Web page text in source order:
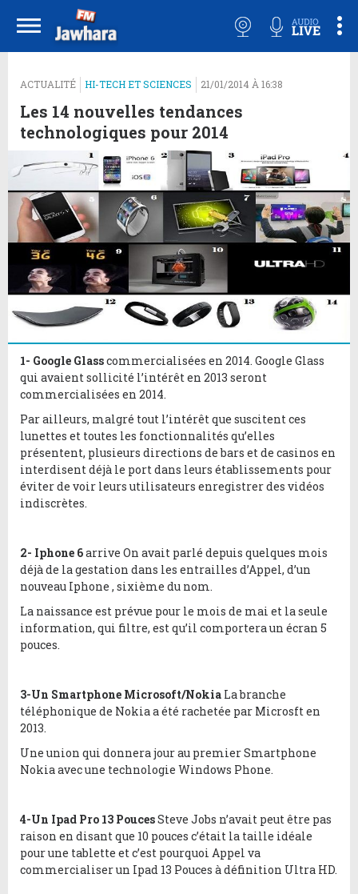
ACTUALITÉ HI-TECH ET SCIENCES 21/01/2014 À 16:38
Les 14 nouvelles tendances
technologiques pour 2014
1- Google Glasscommercialisées en 2014. Google Glass
qui avaient sollicité l’intérêt en 2013 seront
commercialisées en 2014.
Par ailleurs, malgré tout l’intérêt que suscitent ces
lunettes et toutes les fonctionnalités qu’elles
présentent, plusieurs directions de bars et de casinos en
interdisent déjà le port dans leurs établissements pour
éviter de voir leurs utilisateurs enregistrer des vidéos
indiscrètes.
2- Iphone 6arrive On avait parlé depuis quelques mois
déjà de la gestation dans les entrailles d’Appel, d’un
nouveau Iphone , sixième du nom.
La naissance est prévue pour le mois de mai et la seule
information, qui filtre, est qu’il comportera un écran 5
pouces.
3-Un Smartphone Microsoft/Nokia La branche
téléphonique de Nokia a été rachetée par Microsft en
2013.
Une union qui donnera jour au premier Smartphone
Nokia avec une technologie Windows Phone.
4-Un Ipad Pro 13 PoucesSteve Jobs n’avait peut être pas
raison en disant que 10 pouces c’était la taille idéale
pour une tablette et c’est pourquoi Appel va
commercialiser un Ipad 13 Pouces à définition Ultra HD.